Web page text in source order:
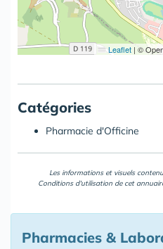
Leaflet | ©
Catégories
Pharmacie d'Officine
Les informations et visuels
Conditions d'utilisation de cet
Pharmacies &